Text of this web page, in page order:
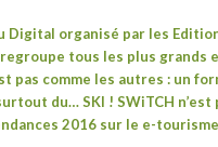
Digital organisé par les
tous les plus grands
pas comme les autres : un
du… SKI ! SWiTCH
2016 sur le e-